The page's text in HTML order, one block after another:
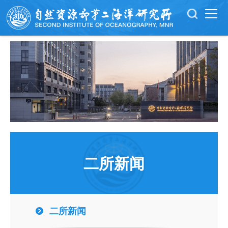
二所新闻
二所新闻